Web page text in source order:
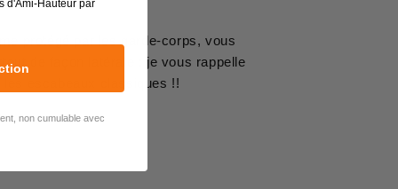
protégé par les garde-corps, vous
de façon latérale : je vous rappelle
les escabeaux classiques !!
d'Ami-Hauteur par
non cumulable avec